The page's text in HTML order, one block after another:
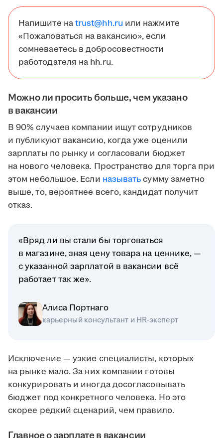
Напишите наtrust@hh.ru или нажмите
«Пожаловаться на вакансию», если
сомневаетесь в добросовестности
работодателя на hh.ru.
Можно ли просить больше, чем указано
в вакансии
В 90% случаев компании ищут сотрудников
и публикуют вакансию, когда уже оценили
зарплаты по рынку и согласовали бюджет
на нового человека. Пространство для торга при
этом небольшое. Если называтьсумму заметно
выше, то, вероятнее всего, кандидат получит
отказ.
«Вряд ли вы стали бы торговаться
в магазине, зная цену товара на ценнике, —
с указанной зарплатой в вакансии всё
работает так же».
Алиса Портнаго
карьерный консультант и HR-эксперт
Исключение — узкие специалисты, которых
на рынке мало. За них компании готовы
конкурировать и иногда досогласовывать
бюджет под конкретного человека. Но это
скорее редкий сценарий, чем правило.